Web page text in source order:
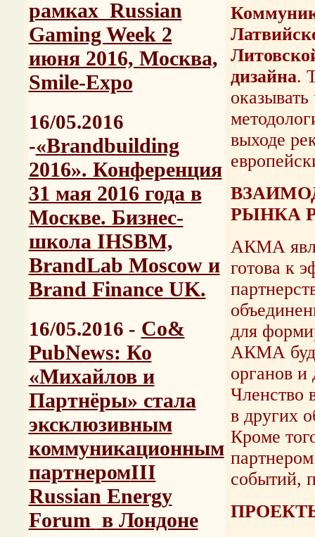
рамках Russian
Gaming Week 2
июня 2016, Москва,
Smile-Expo
16/05.2016
-«Brandbuilding
2016». Конференция
31 мая 2016 года в
Москве. Бизнес-
школа IHSBM,
BrandLab Moscow и
Brand Finance UK.
16/05.2016 - Со&
PubNews: Ко
«Михайлов и
Партнёры» стала
эксклюзивным
коммуникационным
партнеромIII
Russian Energy
Forum в Лондоне
дизайна.
выходе
РЫНКА
АКМА
готова к
для
АКМА
органов и
Членство
в других
Кроме
событий,